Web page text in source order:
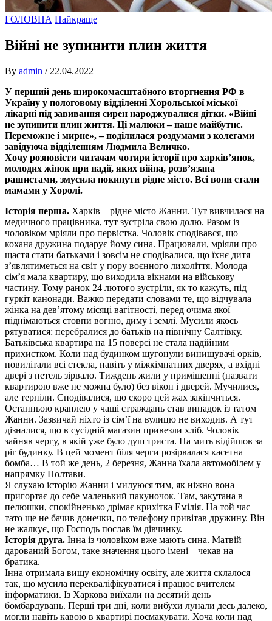
ГОЛОВНА Найкраще
Війні не зупинити плин життя
By admin / 22.04.2022
У перший день широкомасштабного вторгнення РФ в
Україну у пологовому відділенні Хорольської міської
лікарні під завивання сирен народжувалися дітки. «Війні
не зупинити плин життя. Ці малюки – наше майбутнє.
Переможне і мирне», – поділилася роздумами з колегами
завідуюча відділенням Людмила Величко.
Хочу розповісти читачам чотири історії про харків’янок,
молодих жінок при надії, яких війна, розв’язана
рашистами, змусила покинути рідне місто. Всі вони стали
мамами у Хоролі.
Історія перша. Харків – рідне місто Жанни. Тут вивчилася на
медичного працівника, тут зустріла свою долю. Разом із
чоловіком мріяли про первістка. Чоловік сподівався, що
кохана дружина подарує йому сина. Працювали, мріяли про
щастя стати батьками і зовсім не сподівалися, що їхнє дитя
з’являтиметься на світ у пору воєнного лихоліття. Молода
сім’я мала квартиру, що виходила вікнами на військову
частину. Тому ранок 24 лютого зустріли, як то кажуть, під
гуркіт канонади. Важко передати словами те, що відчувала
жінка на дев’ятому місяці вагітності, перед очима якої
піднімаються стовпи вогню, диму і землі. Мусили якось
рятуватися: перебралися до батьків на північну Салтівку.
Батьківська квартира на 15 поверсі не стала надійним
прихистком. Коли над будинком шугонули винищувачі орків,
повилітали всі стекла, навіть у міжкімнатних дверях, а вхідні
двері з петель зірвало. Тиждень жили у приміщенні (назвати
квартирою вже не можна було) без вікон і дверей. Мучилися,
але терпіли. Сподівалися, що скоро цей жах закінчиться.
Останньою краплею у чаші страждань став випадок із татом
Жанни. Зазвичай ніхто із сім’ї на вулицю не виходив. А тут
дізналися, що в сусідній магазин привезли хліб. Чоловік
зайняв чергу, в якій уже було душ триста. На мить відійшов за
ріг будинку. В цей момент біля черги розірвалася касетна
бомба… В той же день, 2 березня, Жанна їхала автомобілем у
напрямку Полтави.
Я слухаю історію Жанни і милуюся тим, як ніжно вона
пригортає до себе маленький пакуночок. Там, закутана в
пелюшки, спокійненько дрімає крихітка Емілія. На той час
тато ще не бачив донечки, по телефону привітав дружину. Він
не жалкує, що Господь послав їм дівчинку.
Історія друга. Інна із чоловіком вже мають сина. Матвій –
дарований Богом, таке значення цього імені – чекав на
братика.
Інна отримала вищу економічну освіту, але життя склалося
так, що мусила перекваліфікуватися і працює вчителем
інформатики. Із Харкова виїхали на десятий день
бомбардувань. Перші три дні, коли вибухи лунали десь далеко,
могли навіть кавою в квартирі посмакувати. Хоча коли над